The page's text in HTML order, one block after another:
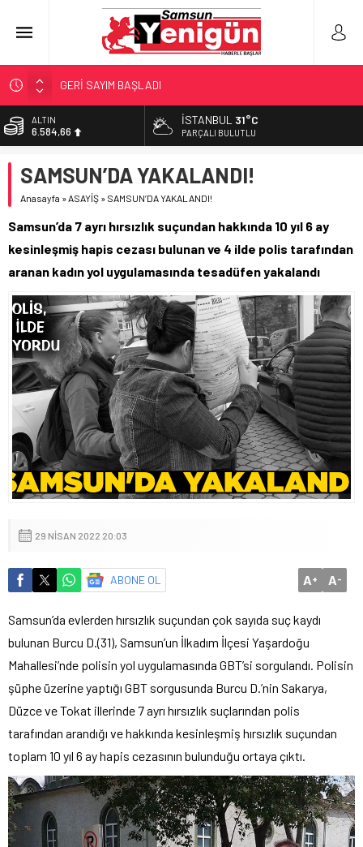
GERİ SAYIM BAŞLADI
SAMSUNSPOR’DA HEDEF 5’İNCİLİK!
‘BAFRA’YA YATIRIM YAPIN!’
YÖNETİCİ SEÇERKEN YAPILAN EN BÜYÜK HATALAR
ALTIN
6.584,66
13.889,75
DOLAR
55,0051
İSTANBUL 31°C
PARÇALI BULUTLU
SAMSUN’DA YAKALANDI!
Anasayfa »ASAYİŞ » SAMSUN’DA YAKALANDI!
Samsun’da 7 ayrı hırsızlık suçundan hakkında 10 yıl 6 ay
kesinleşmiş hapis cezası bulunan ve 4 ilde polis tarafından
aranan kadın yol uygulamasında tesadüfen yakalandı
29 NISAN 2022 20:03
ABONE OL A+ A-
Samsun’da evlerden hırsızlık suçundan çok sayıda suç kaydı
bulunan Burcu D.(31), Samsun’un İlkadım İlçesi Yaşardoğu
Mahallesi’nde polisin yol uygulamasında GBT’si sorgulandı. Polisin
şüphe üzerine yaptığı GBT sorgusunda Burcu D.’nin Sakarya,
Düzce ve Tokat illerinde 7 ayrı hırsızlık suçlarından polis
tarafından arandığı ve hakkında kesinleşmiş hırsızlık suçundan
toplam 10 yıl 6 ay hapis cezasının bulunduğu ortaya çıktı.